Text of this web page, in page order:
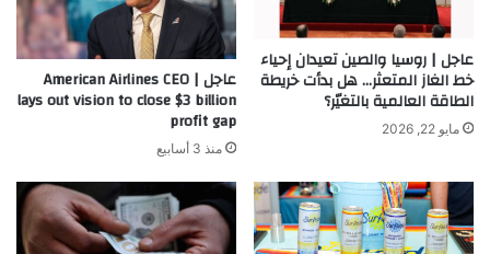
عاجل | روسيا والصين تعيدان إحياء
خط الغاز المتعثر… هل بدأت خريطة
الطاقة العالمية بالتغيّر؟
مايو 22, 2026
عاجل | American Airlines CEO
lays out vision to close $3 billion
profit gap
منذ 3 أسابيع